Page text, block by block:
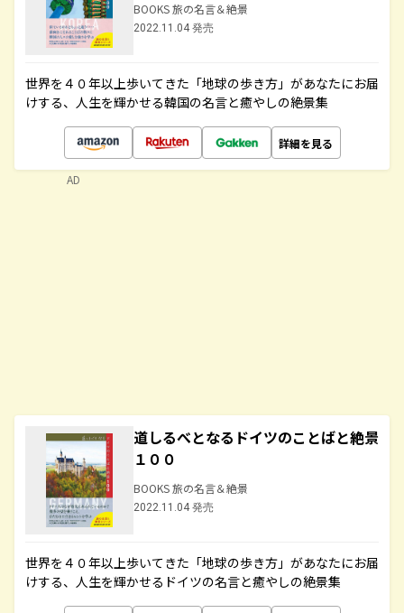
BOOKS 旅の名言＆絶景
2022.11.04 発売
世界を４０年以上歩いてきた「地球の歩き方」があなたにお届
けする、人生を輝かせる韓国の名言と癒やしの絶景集
詳細を見る
道しるべとなるドイツのことばと絶景
１００
BOOKS 旅の名言＆絶景
2022.11.04 発売
世界を４０年以上歩いてきた「地球の歩き方」があなたにお届
けする、人生を輝かせるドイツの名言と癒やしの絶景集
AD